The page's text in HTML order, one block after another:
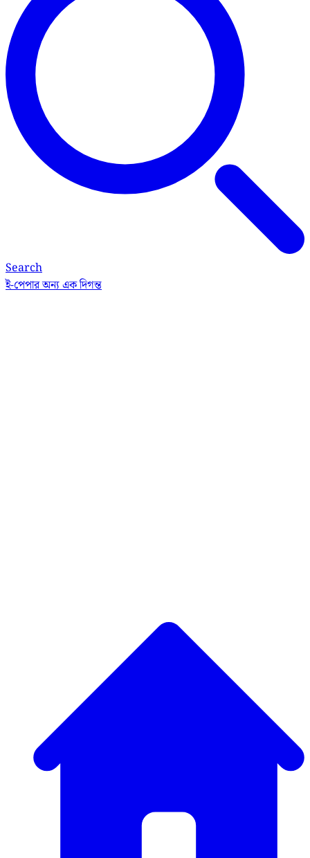
Search
ই-পেপারঅন্য এক দিগন্ত